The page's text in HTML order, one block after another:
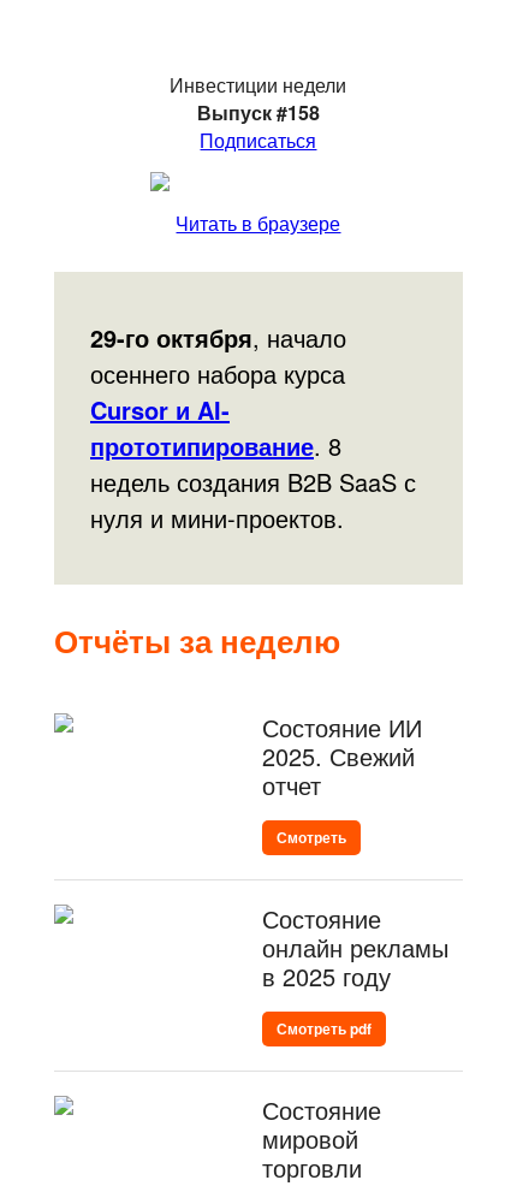
Инвестиции недели
Выпуск #158
Подписаться
Читать в браузере
29-го октября, начало
осеннего набора курса
Cursor и AI-
прототипирование. 8
недель создания B2B SaaS с
нуля и мини-проектов.
Отчёты за неделю
Состояние ИИ
2025. Свежий
отчет
Смотреть
Состояние
онлайн рекламы
в 2025 году
Смотреть pdf
Состояние
мировой
торговли